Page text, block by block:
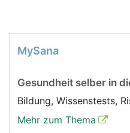
MySana
Gesundheit selber in
Bildung, Wissenstests,
Mehr zum Thema